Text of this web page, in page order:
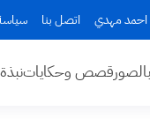
احمد مهدي اتصل بنا
قصص وحكايات